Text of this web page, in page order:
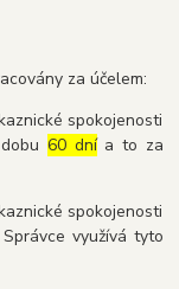
za účelem:
spokojenosti
dobu60 dnía to za
spokojenosti
využívá tyto